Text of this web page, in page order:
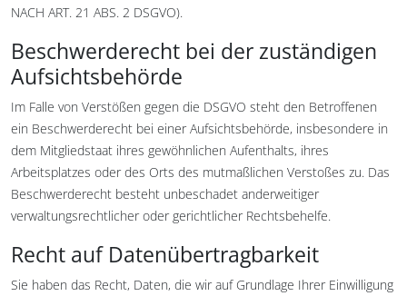
NACH ART. 21 ABS. 2 DSGVO).
Beschwerde­recht bei der zuständigen
Aufsichts­behörde
Im Falle von Verstößen gegen die DSGVO steht den Betroffenen
ein Beschwerderecht bei einer Aufsichtsbehörde, insbesondere in
dem Mitgliedstaat ihres gewöhnlichen Aufenthalts, ihres
Arbeitsplatzes oder des Orts des mutmaßlichen Verstoßes zu. Das
Beschwerderecht besteht unbeschadet anderweitiger
verwaltungsrechtlicher oder gerichtlicher Rechtsbehelfe.
Recht auf Daten­übertrag­barkeit
Sie haben das Recht, Daten, die wir auf Grundlage Ihrer Einwilligung